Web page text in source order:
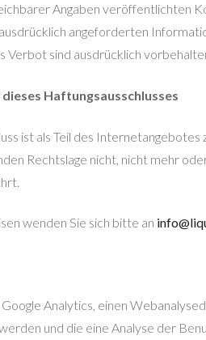
Angaben veröffentlichten
angeforderten
Verbot sind ausdrücklich
Haftungsausschlusses
ist als Teil des
Rechtslage nicht, nicht mehr
wenden Sie sich bitte an
Analytics, einen
und die eine Analyse der